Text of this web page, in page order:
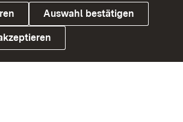
Auswahl bestätigen